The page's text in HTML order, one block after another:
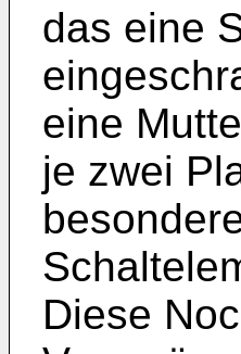
das eine
eine
je zwei
Diese